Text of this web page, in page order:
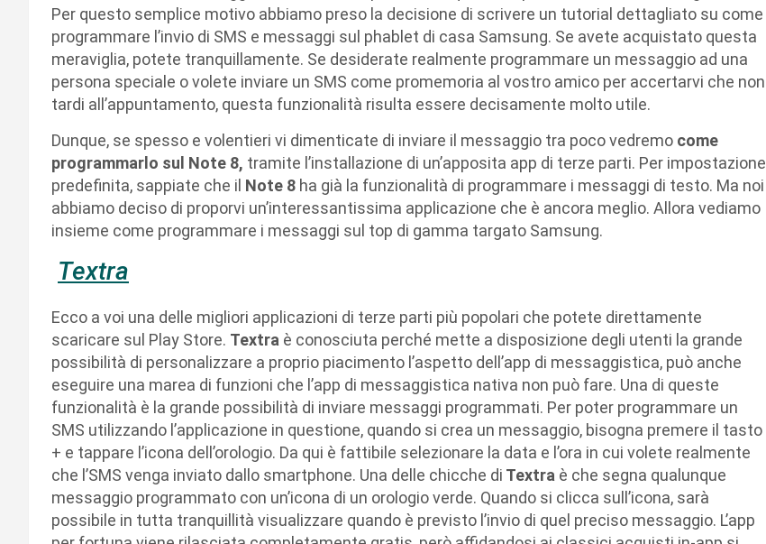
Per questo semplice motivo abbiamo preso la decisione di scrivere un tutorial dettagliato su come
programmare l’invio di SMS e messaggi sul phablet di casa Samsung. Se avete acquistato questa
meraviglia, potete tranquillamente. Se desiderate realmente programmare un messaggio ad una
persona speciale o volete inviare un SMS come promemoria al vostro amico per accertarvi che non
tardi all’appuntamento, questa funzionalità risulta essere decisamente molto utile.
Dunque, se spesso e volentieri vi dimenticate di inviare il messaggio tra poco vedremo come
programmarlo sul Note 8, tramite l’installazione di un’apposita app di terze parti. Per impostazione
predefinita, sappiate che il Note 8 ha già la funzionalità di programmare i messaggi di testo. Ma noi
abbiamo deciso di proporvi un’interessantissima applicazione che è ancora meglio. Allora vediamo
insieme come programmare i messaggi sul top di gamma targato Samsung.
Textra
Ecco a voi una delle migliori applicazioni di terze parti più popolari che potete direttamente
scaricare sul Play Store. Textra è conosciuta perché mette a disposizione degli utenti la grande
possibilità di personalizzare a proprio piacimento l’aspetto dell’app di messaggistica, può anche
eseguire una marea di funzioni che l’app di messaggistica nativa non può fare. Una di queste
funzionalità è la grande possibilità di inviare messaggi programmati. Per poter programmare un
SMS utilizzando l’applicazione in questione, quando si crea un messaggio, bisogna premere il tasto
+ e tappare l’icona dell’orologio. Da qui è fattibile selezionare la data e l’ora in cui volete realmente
che l’SMS venga inviato dallo smartphone. Una delle chicche di Textra è che segna qualunque
messaggio programmato con un’icona di un orologio verde. Quando si clicca sull’icona, sarà
possibile in tutta tranquillità visualizzare quando è previsto l’invio di quel preciso messaggio. L’app